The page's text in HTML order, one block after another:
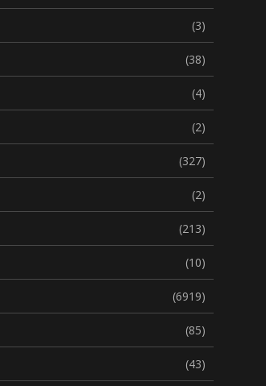
(3)
(38)
(4)
(2)
(327)
(2)
(213)
(10)
(6919)
(85)
(43)